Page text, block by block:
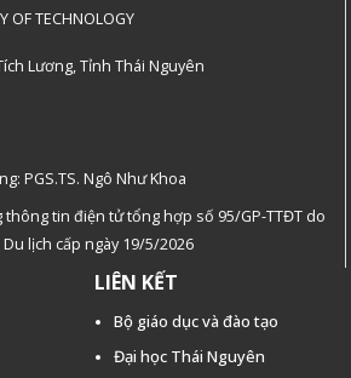
OF TECHNOLOGY
Lương, Tỉnh Thái Nguyên
PGS.TS. Ngô Như Khoa
thông tin điện tử tổng hợp số 95/GP-TTĐT do
lịch cấp ngày 19/5/2026
LIÊN KẾT
Bộ giáo dục và đào tạo
Đại học Thái Nguyên